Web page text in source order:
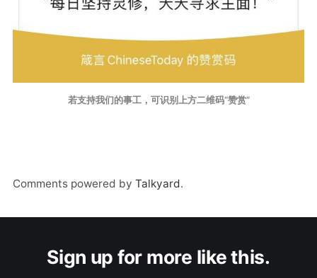
若支持我们的事工，可识别上方二维码“赞赏”
Comments powered by Talkyard.
Sign up for more like this.